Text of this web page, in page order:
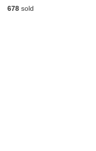
678sold